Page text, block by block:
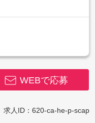
WEBで応募
求人ID：620-ca-he-p-scap